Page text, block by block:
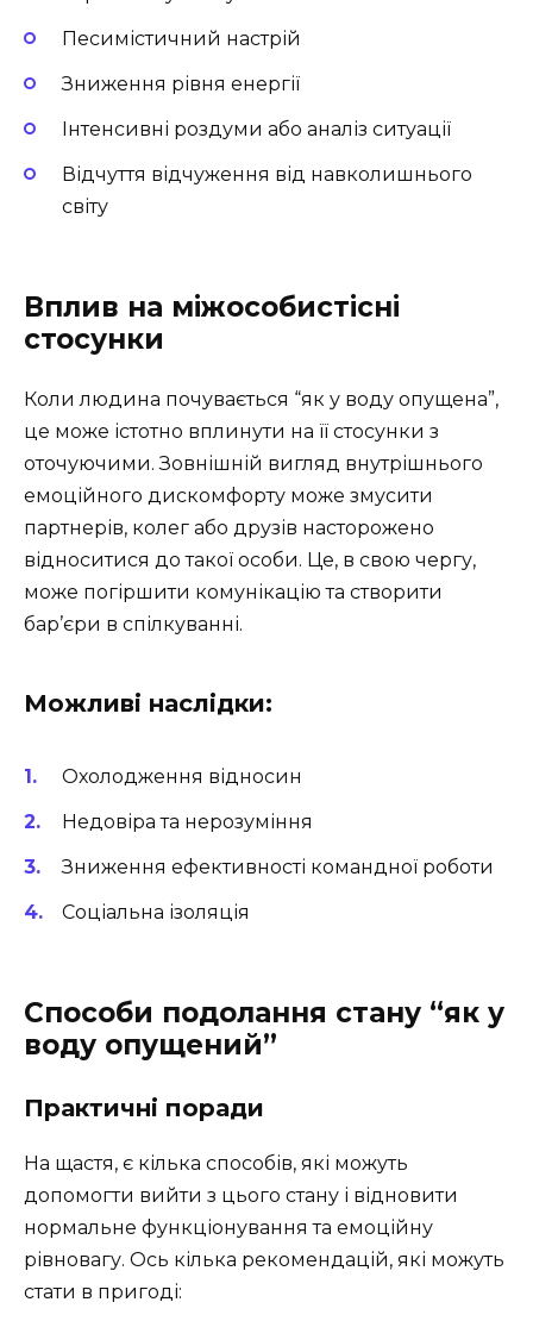
Песимістичний настрій
Зниження рівня енергії
Інтенсивні роздуми або аналіз ситуації
Відчуття відчуження від навколишнього
світу
Вплив на міжособистісні
стосунки
Коли людина почувається “як у воду опущена”,
це може істотно вплинути на її стосунки з
оточуючими. Зовнішній вигляд внутрішнього
емоційного дискомфорту може змусити
партнерів, колег або друзів насторожено
відноситися до такої особи. Це, в свою чергу,
може погіршити комунікацію та створити
бар’єри в спілкуванні.
Можливі наслідки:
Охолодження відносин
Недовіра та нерозуміння
Зниження ефективності командної роботи
Соціальна ізоляція
Способи подолання стану “як у
воду опущений”
Практичні поради
На щастя, є кілька способів, які можуть
допомогти вийти з цього стану і відновити
нормальне функціонування та емоційну
рівновагу. Ось кілька рекомендацій, які можуть
стати в пригоді: